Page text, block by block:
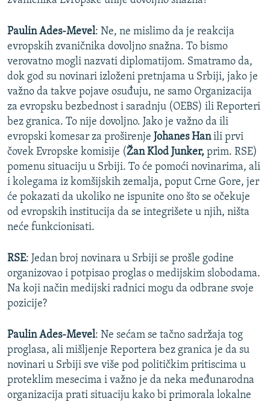
Paulin Ades-Mevel: Ne, ne mislimo da je reakcija
evropskih zvaničnika dovoljno snažna. To bismo
verovatno mogli nazvati diplomatijom. Smatramo da,
dok god su novinari izloženi pretnjama u Srbiji, jako je
važno da takve pojave osuđuju, ne samo Organizacija
za evropsku bezbednost i saradnju (OEBS) ili Reporteri
bez granica. To nije dovoljno. Jako je važno da ili
evropski komesar za proširenje Johanes Hanili prvi
čovek Evropske komisije (Žan Klod Junker, prim. RSE)
pomenu situaciju u Srbiji. To će pomoći novinarima, ali
i kolegama iz komšijskih zemalja, poput Crne Gore, jer
će pokazati da ukoliko ne ispunite ono što se očekuje
od evropskih institucija da se integrišete u njih, ništa
neće funkcionisati.
RSE: Jedan broj novinara u Srbiji se prošle godine
organizovao i potpisao proglas o medijskim slobodama.
Na koji način medijski radnici mogu da odbrane svoje
pozicije?
Paulin Ades-Mevel: Ne sećam se tačno sadržaja tog
proglasa, ali mišljenje Reportera bez granica je da su
novinari u Srbiji sve više pod političkim pritiscima u
proteklim mesecima i važno je da neka međunarodna
organizacija prati situaciju kako bi primorala lokalne